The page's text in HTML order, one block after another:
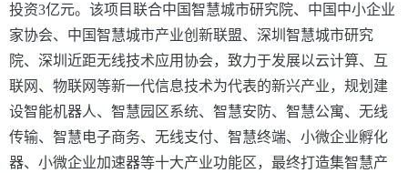
投资3亿元。该项目联合中国智慧城市研究院、中国中小企业
家协会、中国智慧城市产业创新联盟、深圳智慧城市研究
院、深圳近距无线技术应用协会，致力于发展以云计算、互
联网、物联网等新一代信息技术为代表的新兴产业，规划建
设智能机器人、智慧园区系统、智慧安防、智慧公寓、无线
传输、智慧电子商务、无线支付、智慧终端、小微企业孵化
器、小微企业加速器等十大产业功能区，最终打造集智慧产